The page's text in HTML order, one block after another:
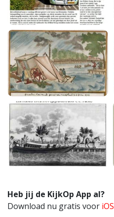
Heb jij de KijkOp App al?
Download nu gratis voor iOS